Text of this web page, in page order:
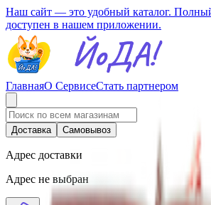
Наш сайт — это удобный каталог.
доступен в нашем приложении.
ГлавнаяО СервисеСтать партнером
Доставка Самовывоз
Адрес доставки
Адрес не выбран